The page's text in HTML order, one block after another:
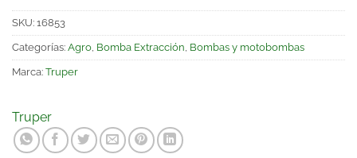
SKU: 16853
Categorías: Agro Bomba Extracción Bombas y motobombas
Marca: Truper
Truper